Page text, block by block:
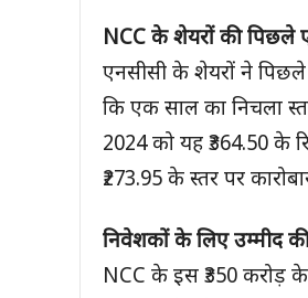
NCC के शेयरों की पिछले
एनसीसी के शेयरों ने पिछले
कि एक साल का निचला
2024 को यह ₹364.50 के
₹273.95 के स्तर पर
निवेशकों के लिए उम्मीद
NCC के इस ₹350